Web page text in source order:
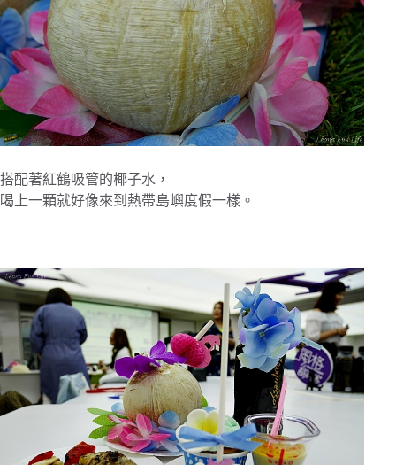
搭配著紅鶴吸管的椰子水，
喝上一顆就好像來到熱帶島嶼度假一樣。